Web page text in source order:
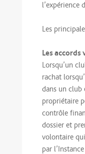
l’expérience
Les
Les
Lorsqu’un
rachat
dans un club
propriétaire
contrôle
dossier et
volontaire
par